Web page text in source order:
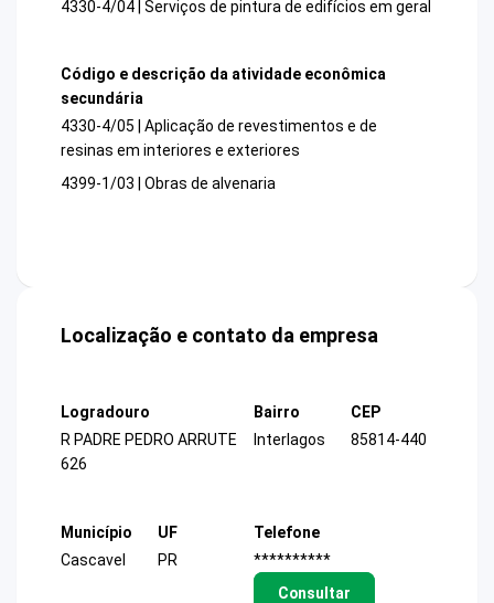
4330-4/04 | Serviços de pintura de edifícios em geral
Código e descrição da atividade econômica
secundária
4330-4/05 | Aplicação de revestimentos e de
resinas em interiores e exteriores
4399-1/03 | Obras de alvenaria
Localização e contato da empresa
Logradouro
R PADRE PEDRO ARRUTE
626
Bairro
Interlagos
CEP
85814-440
Município
Cascavel
UF
PR
Telefone
**********
Consultar